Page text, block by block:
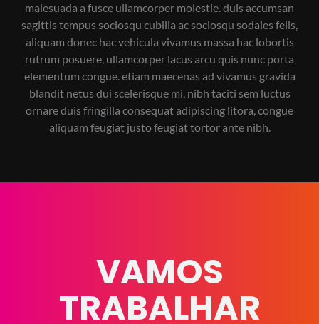
malesuada a fusce ullamcorper molestie. duis accumsan
sagittis tempus sociosqu cubilia ac sociosqu sodales felis,
aliquam donec hac vehicula vivamus massa hac lobortis
rutrum posuere, ullamcorper lacus arcu quis nunc porta
elementum congue. etiam maecenas ad vivamus gravida
blandit netus dui scelerisque mi, nibh taciti sem luctus
ornare duis fringilla consequat adipiscing litora, congue
aliquam feugiat justo feugiat tortor ante nibh.
VAMOS
TRABALHAR